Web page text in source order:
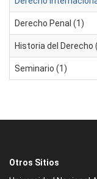
Derecho Penal (1)
Historia del Derecho
Seminario (1)
Otros Sitios